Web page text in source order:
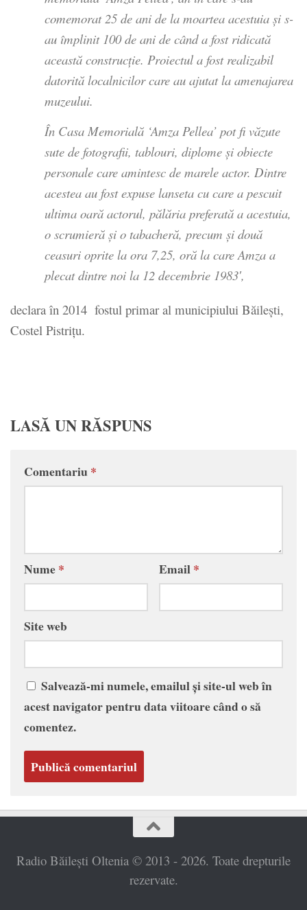
comemorat 25 de ani de la moartea acestuia şi s-
au împlinit 100 de ani de când a fost ridicată
această construcţie. Proiectul a fost realizabil
datorită localnicilor care au ajutat la amenajarea
muzeului.
În Casa Memorială ‘Amza Pellea’ pot fi văzute
sute de fotografii, tablouri, diplome şi obiecte
personale care amintesc de marele actor. Dintre
acestea au fost expuse lanseta cu care a pescuit
ultima oară actorul, pălăria preferată a acestuia,
o scrumieră şi o tabacheră, precum şi două
ceasuri oprite la ora 7,25, oră la care Amza a
plecat dintre noi la 12 decembrie 1983′,
declara în 2014 fostul primar al municipiului Băileşti,
Costel Pistriţu.
LASĂ UN RĂSPUNS
Comentariu*
Nume* Email*
Site web
Salvează-mi numele, emailul și site-ul web în
acest navigator pentru data viitoare când o să
comentez.
Radio Băilești Oltenia © 2013 - 2026. Toate drepturile
rezervate.